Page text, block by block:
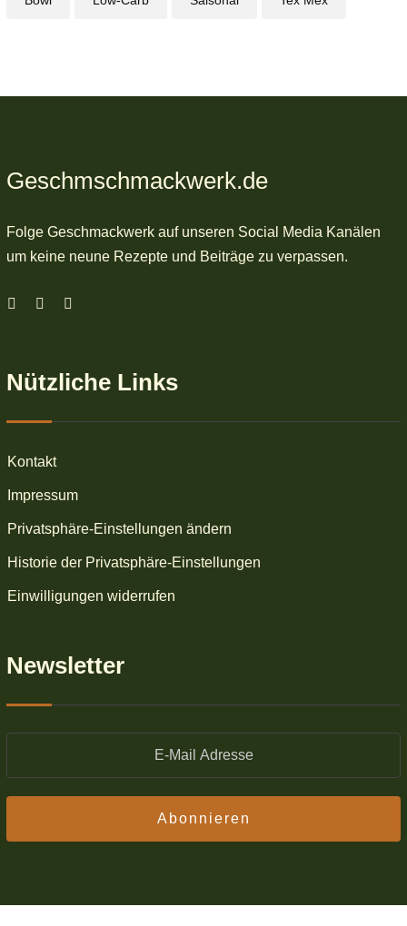
Geschmschmackwerk.de
Folge Geschmackwerk auf unseren Social Media Kanälen
um keine neune Rezepte und Beiträge zu verpassen.
Nützliche Links
Kontakt
Impressum
Privatsphäre-Einstellungen ändern
Historie der Privatsphäre-Einstellungen
Einwilligungen widerrufen
Newsletter
Abonnieren